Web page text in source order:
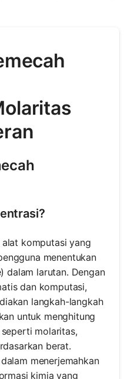
komputasi yang
menentukan
dalam larutan. Dengan
dan komputasi,
langkah-langkah
untuk menghitung
molaritas,
berat.
menerjemahkan
kimia yang